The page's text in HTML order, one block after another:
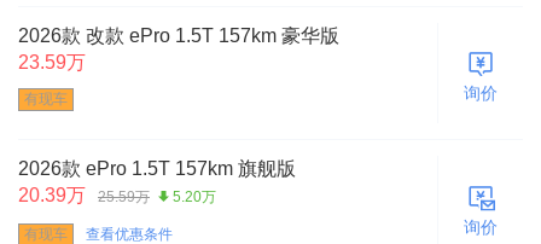
2026款 改款 ePro 1.5T 157km 豪华版
23.59万
有现车 询价
2026款 ePro 1.5T 157km 旗舰版
20.39万
25.59万 5.20万
有现车 查看优惠条件 询价